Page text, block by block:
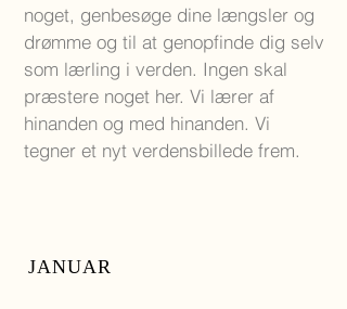
noget, genbesøge dine længsler og
drømme og til at genopfinde dig selv
som lærling i verden. Ingen skal
præstere noget her. Vi lærer af
hinanden og med hinanden. Vi
tegner et nyt verdensbillede frem.
JANUAR